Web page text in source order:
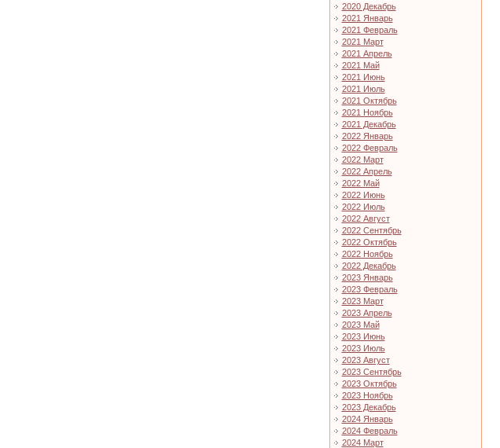
2020 Декабрь
2021 Январь
2021 Февраль
2021 Март
2021 Апрель
2021 Май
2021 Июнь
2021 Июль
2021 Октябрь
2021 Ноябрь
2021 Декабрь
2022 Январь
2022 Февраль
2022 Март
2022 Апрель
2022 Май
2022 Июнь
2022 Июль
2022 Август
2022 Сентябрь
2022 Октябрь
2022 Ноябрь
2022 Декабрь
2023 Январь
2023 Февраль
2023 Март
2023 Апрель
2023 Май
2023 Июнь
2023 Июль
2023 Август
2023 Сентябрь
2023 Октябрь
2023 Ноябрь
2023 Декабрь
2024 Январь
2024 Февраль
2024 Март